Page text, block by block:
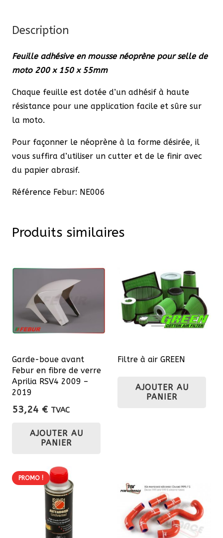
Description
Feuille adhésive en mousse néoprène pour selle de
moto 200 x 150 x 55mm
Chaque feuille est dotée d’un adhésif à haute
résistance pour une application facile et sûre sur
la moto.
Pour façonner le néoprène à la forme désirée, il
vous suffira d’utiliser un cutter et de le finir avec
du papier abrasif.
Référence Febur: NE006
Produits similaires
Garde-boue avant
Febur en fibre de verre
Aprilia RSV4 2009 –
2019
53,24 € TVAC
AJOUTER AU
PANIER
Filtre à air GREEN
AJOUTER AU
PANIER
PROMO !